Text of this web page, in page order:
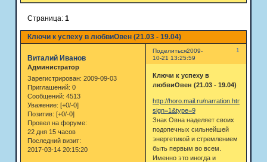
Ключи к успеху в любвиОвен (21.03 - 19.04)
Страница: 1
Поделиться 1
2009-
10-21 13:25:59
Виталий Иванов
Администратор
Зарегистрирован: 2009-09-03
Приглашений: 0
Сообщений: 4513
Уважение: [+0/-0]
Позитив: [+0/-0]
Провел на форуме:
22 дня 15 часов
Последний визит:
2017-03-14 20:15:20
Ключи к успеху в
любвиОвен (21.03 - 19.04)
http://horo.mail.ru/narration.html?
sign=1&type=9
Знак Овна наделяет своих
подопечных сильнейшей
энергетикой и стремлением
быть первым во всем.
Именно это иногда и